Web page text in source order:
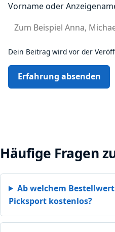
Vorname oder
Dein Beitrag wird vor der
Erfahrung absenden
Häufige Fragen
Ab welchem
Picksport kostenlos?